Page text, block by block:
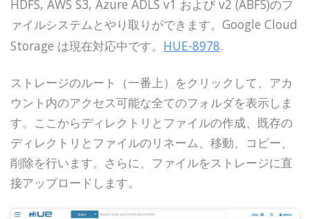
HDFS, AWS S3, Azure ADLS v1 および v2 (ABFS)のフ
ァイルシステムとやり取りができます。Google Cloud
Storage は現在対応中です。 HUE-8978.
ストレージのルート（一番上）をクリックして、アカ
ウント内のアクセス可能な全てのフォルダを表示しま
す。ここからディレクトリとファイルの作成、既存の
ディレクトリとファイルのリネーム、移動、コピー、
削除を行います。さらに、ファイルをストレージに直
接アップロードします。